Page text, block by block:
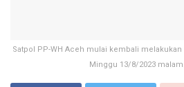
Satpol PP-WH Aceh mulai kembali
Minggu 13/8/2023